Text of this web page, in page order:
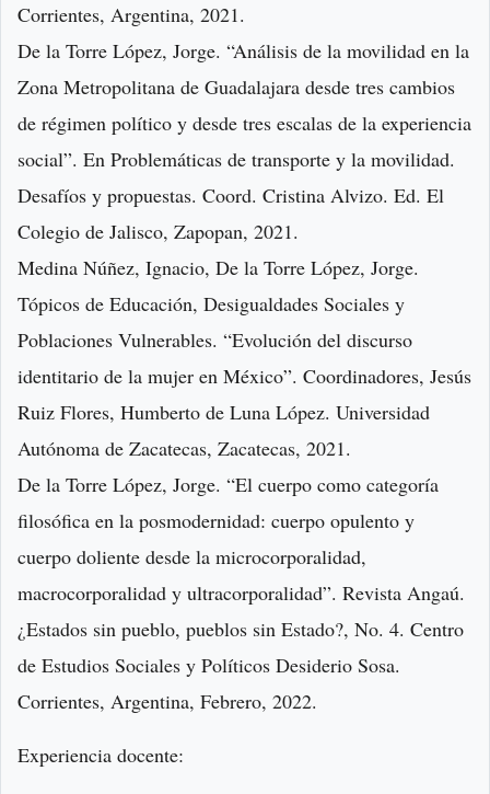
Corrientes, Argentina, 2021.
De la Torre López, Jorge. “Análisis de la movilidad en la
Zona Metropolitana de Guadalajara desde tres cambios
de régimen político y desde tres escalas de la experiencia
social”. En Problemáticas de transporte y la movilidad.
Desafíos y propuestas. Coord. Cristina Alvizo. Ed. El
Colegio de Jalisco, Zapopan, 2021.
Medina Núñez, Ignacio, De la Torre López, Jorge.
Tópicos de Educación, Desigualdades Sociales y
Poblaciones Vulnerables. “Evolución del discurso
identitario de la mujer en México”. Coordinadores, Jesús
Ruiz Flores, Humberto de Luna López. Universidad
Autónoma de Zacatecas, Zacatecas, 2021.
De la Torre López, Jorge. “El cuerpo como categoría
filosófica en la posmodernidad: cuerpo opulento y
cuerpo doliente desde la microcorporalidad,
macrocorporalidad y ultracorporalidad”. Revista Angaú.
¿Estados sin pueblo, pueblos sin Estado?, No. 4. Centro
de Estudios Sociales y Políticos Desiderio Sosa.
Corrientes, Argentina, Febrero, 2022.
Experiencia docente: